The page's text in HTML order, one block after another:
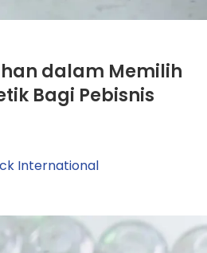
dalam Memilih
Bagi Pebisnis
International